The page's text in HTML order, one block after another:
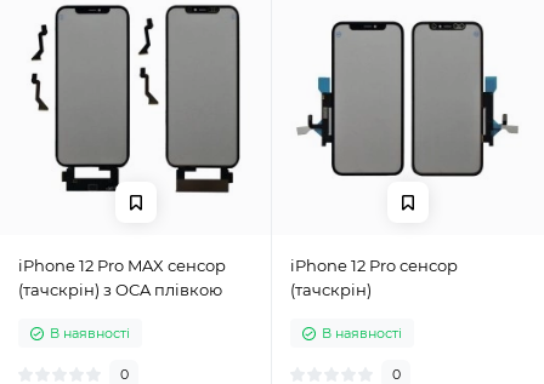
iPhone 12 Pro MAX сенсор
(тачскрін) з OCA плівкою
В наявності
0
iPhone 12 Pro сенсор
(тачскрін)
В наявності
0